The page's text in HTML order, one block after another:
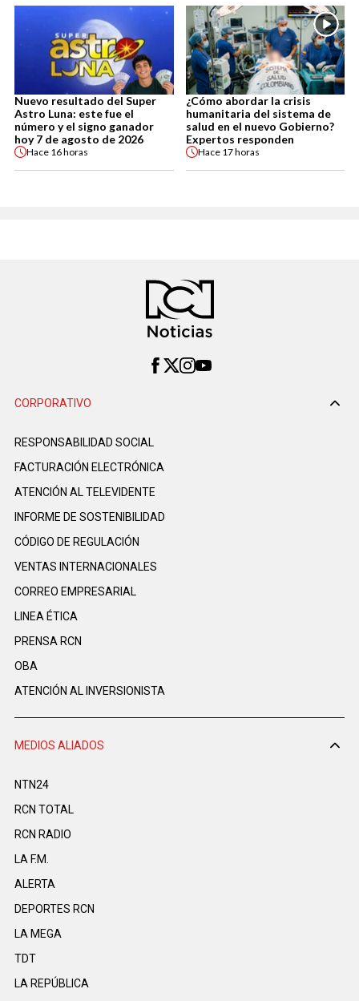
Nuevo resultado del Super
Astro Luna: este fue el
número y el signo ganador
hoy 7 de agosto de 2026
Hace 16 horas
¿Cómo abordar la crisis
humanitaria del sistema de
salud en el nuevo Gobierno?
Expertos responden
Hace 17 horas
CORPORATIVO
RESPONSABILIDAD SOCIAL
FACTURACIÓN ELECTRÓNICA
ATENCIÓN AL TELEVIDENTE
INFORME DE SOSTENIBILIDAD
CÓDIGO DE REGULACIÓN
VENTAS INTERNACIONALES
CORREO EMPRESARIAL
LINEA ÉTICA
PRENSA RCN
OBA
ATENCIÓN AL INVERSIONISTA
MEDIOS ALIADOS
NTN24
RCN TOTAL
RCN RADIO
LA F.M.
ALERTA
DEPORTES RCN
LA MEGA
TDT
LA REPÚBLICA